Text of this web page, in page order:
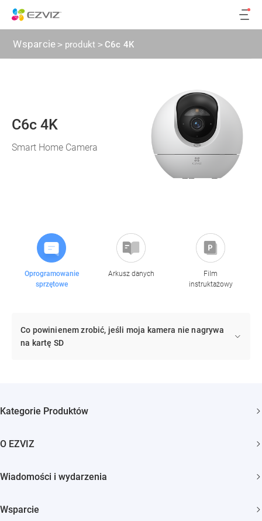
Wsparcie> produkt > C6c 4K
C6c 4K
Smart Home Camera
Oprogramowanie
sprzętowe
Arkusz danych
Film
instruktażowy
Co powinienem zrobić, jeśli moja kamera nie nagrywa
na kartę SD
Kategorie Produktów
O EZVIZ
Trust Center
Wiadomości i wydarzenia
Wsparcie